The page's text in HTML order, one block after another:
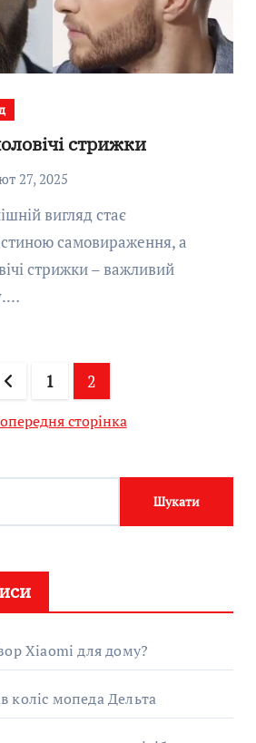
стрижки
27, 2025
самовираження, а
стрижки – важливий
1 2
сторінка
Xiaomi для дому?
коліс мопеда Дельта